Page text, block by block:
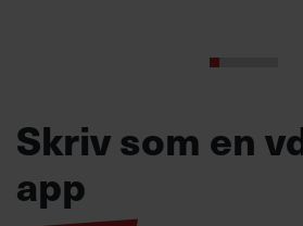
Skriv som en
app